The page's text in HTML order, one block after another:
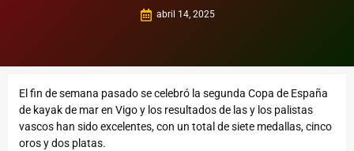
abril 14, 2025
El fin de semana pasado se celebró la segunda Copa de España
de kayak de mar en Vigo y los resultados de las y los palistas
vascos han sido excelentes, con un total de siete medallas, cinco
oros y dos platas.